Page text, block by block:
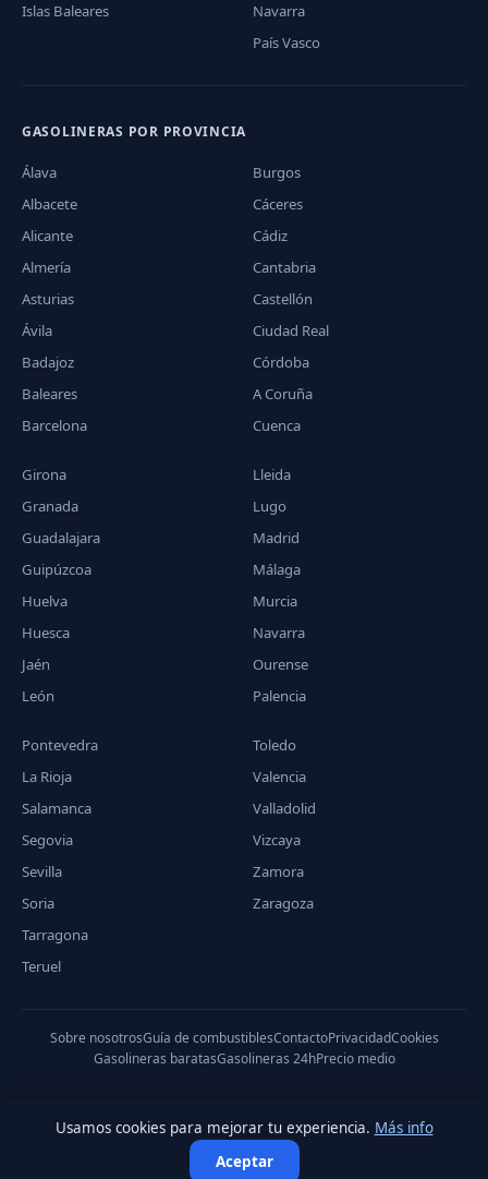
Islas Baleares
Navarra
País Vasco
GASOLINERAS POR PROVINCIA
Álava
Albacete
Alicante
Almería
Asturias
Ávila
Badajoz
Baleares
Barcelona
Burgos
Cáceres
Cádiz
Cantabria
Castellón
Ciudad Real
Córdoba
A Coruña
Cuenca
Girona
Granada
Guadalajara
Guipúzcoa
Huelva
Huesca
Jaén
León
Lleida
Lugo
Madrid
Málaga
Murcia
Navarra
Ourense
Palencia
Pontevedra
La Rioja
Salamanca
Segovia
Sevilla
Soria
Tarragona
Teruel
Toledo
Valencia
Valladolid
Vizcaya
Zamora
Zaragoza
Sobre nosotrosGuía de combustiblesContactoPrivacidadCookies
Gasolineras baratasGasolineras 24hPrecio medio
© 2026 PreciodeGasolina.es — Datos del Ministerio de Industria,
Comercio y Turismo.
Usamos cookies para mejorar tu experiencia. Más info
Aceptar